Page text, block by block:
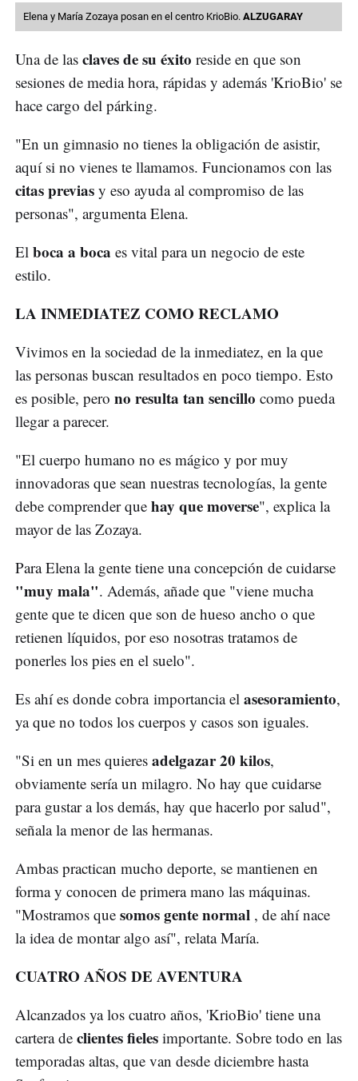
Elena y María Zozaya posan en el centro KrioBio. ALZUGARAY
Una de las claves de su éxito reside en que son
sesiones de media hora, rápidas y además 'KrioBio' se
hace cargo del párking.
"En un gimnasio no tienes la obligación de asistir,
aquí si no vienes te llamamos. Funcionamos con las
citas previas y eso ayuda al compromiso de las
personas", argumenta Elena.
El boca a boca es vital para un negocio de este
estilo.
LA INMEDIATEZ COMO RECLAMO
Vivimos en la sociedad de la inmediatez, en la que
las personas buscan resultados en poco tiempo. Esto
es posible, pero no resulta tan sencillo como pueda
llegar a parecer.
"El cuerpo humano no es mágico y por muy
innovadoras que sean nuestras tecnologías, la gente
debe comprender que hay que moverse", explica la
mayor de las Zozaya.
Para Elena la gente tiene una concepción de cuidarse
"muy mala". Además, añade que "viene mucha
gente que te dicen que son de hueso ancho o que
retienen líquidos, por eso nosotras tratamos de
ponerles los pies en el suelo".
Es ahí es donde cobra importancia el asesoramiento,
ya que no todos los cuerpos y casos son iguales.
"Si en un mes quieres adelgazar 20 kilos,
obviamente sería un milagro. No hay que cuidarse
para gustar a los demás, hay que hacerlo por salud",
señala la menor de las hermanas.
Ambas practican mucho deporte, se mantienen en
forma y conocen de primera mano las máquinas.
"Mostramos que somos gente normal , de ahí nace
la idea de montar algo así", relata María.
CUATRO AÑOS DE AVENTURA
Alcanzados ya los cuatro años, 'KrioBio' tiene una
cartera de clientes fieles importante. Sobre todo en las
temporadas altas, que van desde diciembre hasta